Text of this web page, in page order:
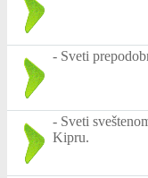
- Sveti
- Sveti
Kipru.